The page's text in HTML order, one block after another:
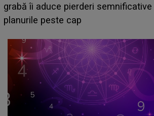
face o MĂRTURISIRE
sa: "I-am spus și ei în față, eu nu te